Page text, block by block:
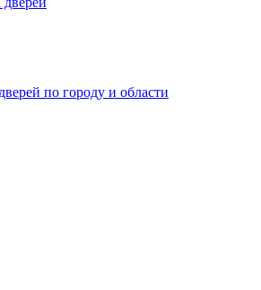
по городу и области